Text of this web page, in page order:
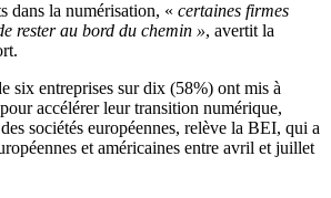
dans la numérisation, « certaines firmes
rester au bord du chemin », avertit la
six entreprises sur dix (58%) ont mis à
accélérer leur transition numérique,
sociétés européennes, relève la BEI, qui a
et américaines entre avril et juillet